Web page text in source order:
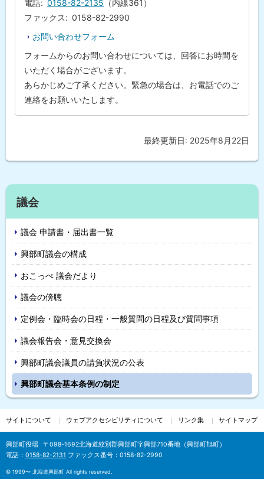
電話 0158-82-2135 （内線361）
ファックス
0158-82-2990
お問い合わせフォーム
フォームからのお問い合わせについては、回答にお時間を
いただく場合がございます。
あらかじめご了承ください。緊急の場合は、お電話でのご
連絡をお願いいたします。
に
戻
最終更新日: 2025年8月22日
サ
イ
ド
・
メ
ニ
ュ
ー
議会
議会 申請書・届出書一覧
興部町議会の構成
おこっぺ 議会だより
議会の傍聴
定例会・臨時会の日程・一般質問の日程及び質問事項
議会報告会・意見交換会
興部町議会議員の請負状況の公表
興部町議会基本条例の制定
サイトについて ウェブアクセシビリティについて リンク集 サイトマップ
興部町役場 〒098-1692北海道紋別郡興部町字興部710番地（興部町旭町）
電話： 0158-82-2131 ファックス番号：0158-82-2990
© 1999〜 北海道興部町 All rights reserved.